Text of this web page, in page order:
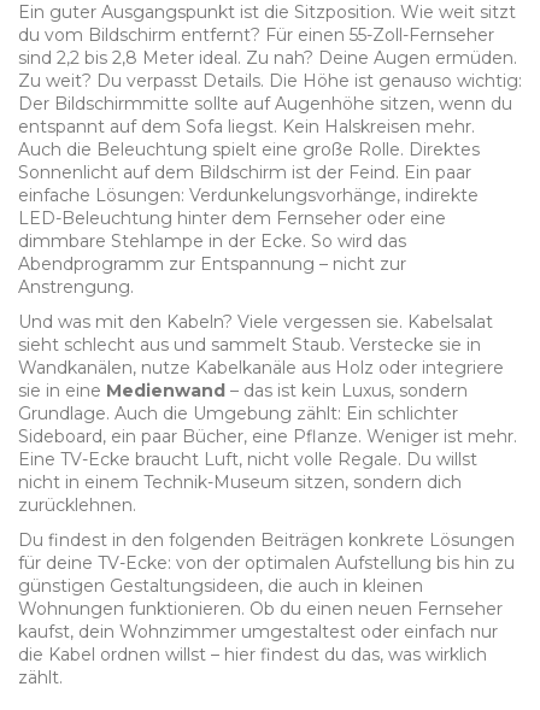
Ein guter Ausgangspunkt ist die Sitzposition. Wie weit sitzt
du vom Bildschirm entfernt? Für einen 55-Zoll-Fernseher
sind 2,2 bis 2,8 Meter ideal. Zu nah? Deine Augen ermüden.
Zu weit? Du verpasst Details. Die Höhe ist genauso wichtig:
Der Bildschirmmitte sollte auf Augenhöhe sitzen, wenn du
entspannt auf dem Sofa liegst. Kein Halskreisen mehr.
Auch die Beleuchtung spielt eine große Rolle. Direktes
Sonnenlicht auf dem Bildschirm ist der Feind. Ein paar
einfache Lösungen: Verdunkelungsvorhänge, indirekte
LED-Beleuchtung hinter dem Fernseher oder eine
dimmbare Stehlampe in der Ecke. So wird das
Abendprogramm zur Entspannung – nicht zur
Anstrengung.
Und was mit den Kabeln? Viele vergessen sie. Kabelsalat
sieht schlecht aus und sammelt Staub. Verstecke sie in
Wandkanälen, nutze Kabelkanäle aus Holz oder integriere
sie in eine Medienwand – das ist kein Luxus, sondern
Grundlage. Auch die Umgebung zählt: Ein schlichter
Sideboard, ein paar Bücher, eine Pflanze. Weniger ist mehr.
Eine TV-Ecke braucht Luft, nicht volle Regale. Du willst
nicht in einem Technik-Museum sitzen, sondern dich
zurücklehnen.
Du findest in den folgenden Beiträgen konkrete Lösungen
für deine TV-Ecke: von der optimalen Aufstellung bis hin zu
günstigen Gestaltungsideen, die auch in kleinen
Wohnungen funktionieren. Ob du einen neuen Fernseher
kaufst, dein Wohnzimmer umgestaltest oder einfach nur
die Kabel ordnen willst – hier findest du das, was wirklich
zählt.